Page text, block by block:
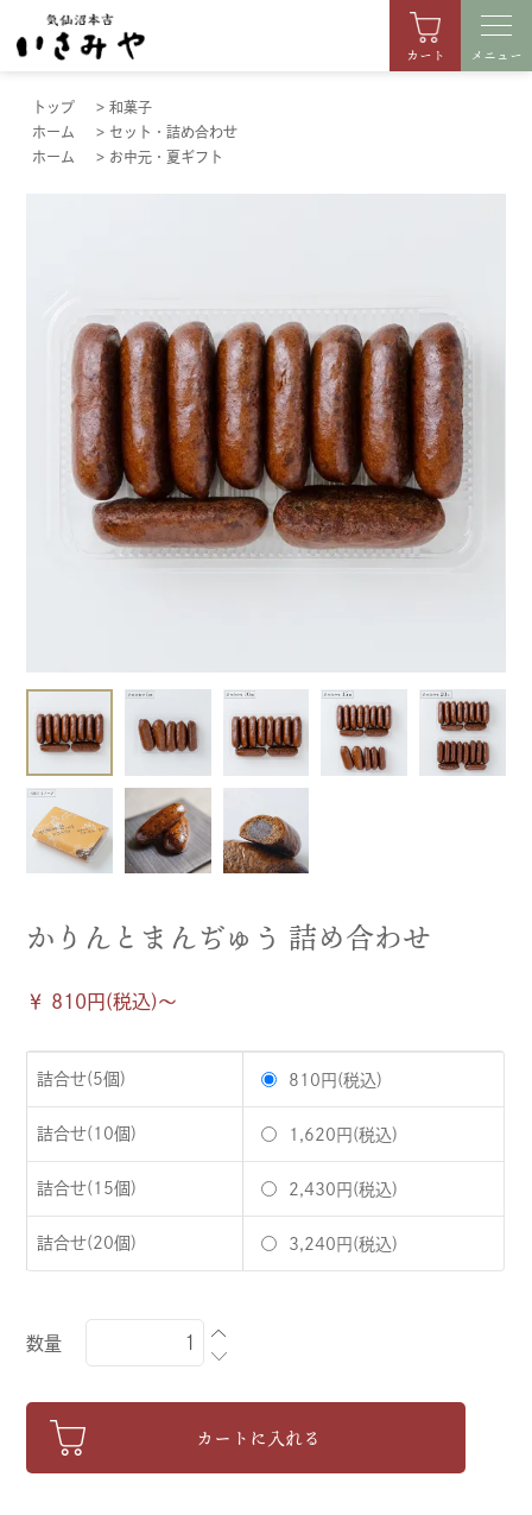
カート メニュー
トップ >和菓子
ホーム
> セット・詰め合わせ
ホーム
> お中元・夏ギフト
かりんとまんぢゅう 詰め合わせ
￥ 810円(税込)〜
詰合せ(5個) 810円(税込)
詰合せ(10個) 1,620円(税込)
詰合せ(15個) 2,430円(税込)
詰合せ(20個) 3,240円(税込)
数量
カートに入れる